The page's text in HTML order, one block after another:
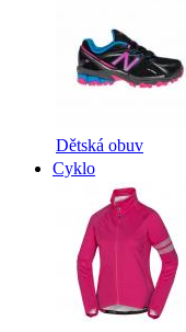
Dětská obuv
Cyklo